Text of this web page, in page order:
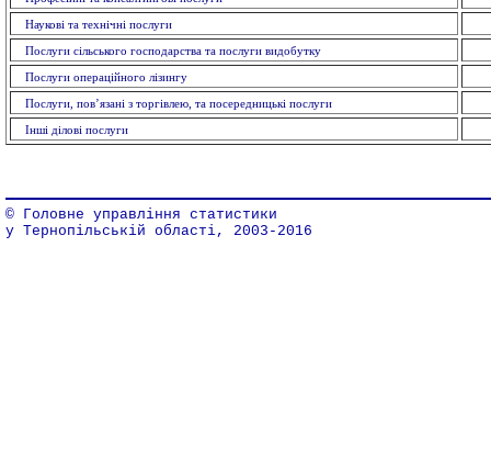
Наукові та технічні послуги
Послуги сільського господарства та послуги видобутку
Послуги операційного лізингу
Послуги, пов’язані з торгівлею, та посередницькі послуги
Інші ділові послуги
© Головне управління статистики
у Тернопільській області, 2003-2016